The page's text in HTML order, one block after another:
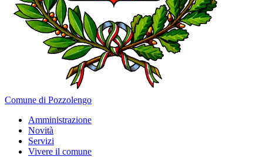
Comune di Pozzolengo
Amministrazione
Novità
Servizi
Vivere il comune